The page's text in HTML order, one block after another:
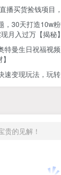
播买货捡钱项目
，30天打造10w
月入过万【揭秘】
特曼生日祝福视
速变现玩法，玩转
贵的见解！